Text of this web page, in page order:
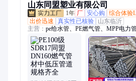
山东同盟塑业有限公司
1年 厂 安心购 综合体验
出价迅速
真实性已核验
山东临沂
主营： pe给水管、PE燃气管、MPP电力
道、钢丝骨架复合管、pe排水管、HDPE
材、pe燃气管、钢丝网骨架pe复合管、
pe管、大口径pe管、pe拖拉管、PE穿线管